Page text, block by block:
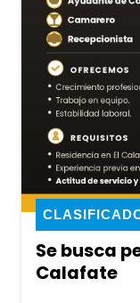
Se busca
Calafate